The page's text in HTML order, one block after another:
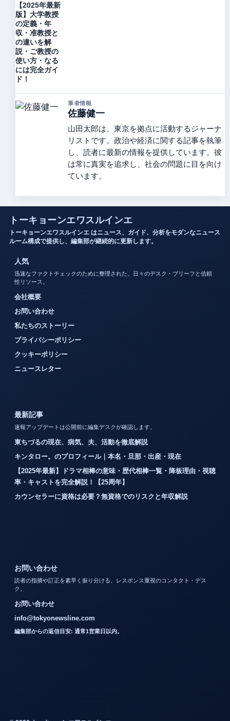
【2025年最新
版】大学教授
の定義・年
収・准教授と
の違いを解
説・ご教授の
使い方・なる
には完全ガイ
ド！
筆者情報
佐藤健一
山田太郎は、東京を拠点に活動するジャーナ
リストです。政治や経済に関する記事を執筆
し、読者に最新の情報を提供しています。彼
は常に真実を追求し、社会の問題に目を向け
ています。
トーキョーンエワスルインエ
トーキョーンエワスルインエ はニュース、ガイド、分析をモダンなニュース
ルーム構成で提供し、編集部が継続的に更新します。
人気
迅速なファクトチェックのために整理された、日々のデスク・ブリーフと信頼
性リソース。
会社概要
お問い合わせ
私たちのストーリー
プライバシーポリシー
クッキーポリシー
ニュースレター
最新記事
速報アップデートは公開前に編集デスクが確認します。
東ちづるの現在、病気、夫、活動を徹底解説
キンタロー。のプロフィール｜本名・旦那・出産・現在
【2025年最新】ドラマ相棒の意味・歴代相棒一覧・降板理由・視聴
率・キャストを完全解説！【25周年】
カウンセラーに資格は必要？無資格でのリスクと年収解説
お問い合わせ
読者の指摘や訂正を素早く振り分ける、レスポンス重視のコンタクト・デス
ク。
お問い合わせ
info@tokyonewsline.com
編集部からの返信目安: 通常1営業日以内。